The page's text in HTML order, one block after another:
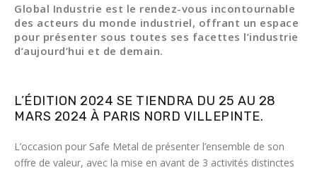
Global Industrie est le rendez-vous incontournable
des acteurs du monde industriel, offrant un espace
pour présenter sous toutes ses facettes l’industrie
d’aujourd’hui et de demain.
L’ÉDITION 2024 SE TIENDRA DU 25 AU 28
MARS 2024 À PARIS NORD VILLEPINTE.
L’occasion pour Safe Metal de présenter l’ensemble de son
offre de valeur, avec la mise en avant de 3 activités distinctes